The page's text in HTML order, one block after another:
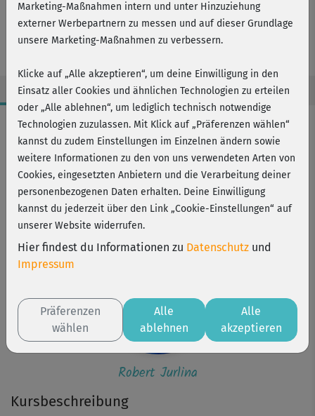
Kickboxing - medium
Kursbeschreibung
Workout-Facts
anspruchsvoll
24 Min
278 kcal
Robert Jurlina
Robert Jurlina
Marketing-Maßnahmen intern und unter Hinzuziehung
externer Werbepartnern zu messen und auf dieser Grundlage
unsere Marketing-Maßnahmen zu verbessern.
Klicke auf „Alle akzeptieren“, um deine Einwilligung in den
Einsatz aller Cookies und ähnlichen Technologien zu erteilen
oder „Alle ablehnen“, um lediglich technisch notwendige
Technologien zuzulassen. Mit Klick auf „Präferenzen wählen“
kannst du zudem Einstellungen im Einzelnen ändern sowie
weitere Informationen zu den von uns verwendeten Arten von
Cookies, eingesetzten Anbietern und die Verarbeitung deiner
personenbezogenen Daten erhalten. Deine Einwilligung
kannst du jederzeit über den Link „Cookie-Einstellungen“ auf
unserer Website widerrufen.
Hier findest du Informationen zu Datenschutz und
Impressum
Präferenzen
wählen
Alle
ablehnen
Alle
akzeptieren